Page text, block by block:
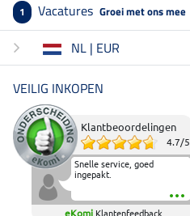
1 Vacatures Groei met ons mee
NL | EUR
VEILIG INKOPEN
Klantbeoordelingen
4.7/5
Snelle service, goed
ingepakt.
eKomi Klantenfeedback